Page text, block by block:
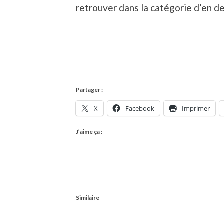
retrouver dans la catégorie d’en
Partager :
X Facebook Imprimer
J’aime ça :
Similaire